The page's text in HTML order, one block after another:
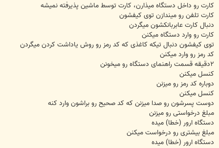
کارت رو داخل دستگاه ميذارن، کارت توسط ماشين پذيرفته نميشه
کارت تلفن رو ميندازن توی کيفشون
دنبال کارت عابربانکشون ميگردن
کارت رو وارد دستگاه ميکنن
توی کيفشون دنبال تيکه کاغذی که کد رمز رو روش ياداشت کردن ميگردن
کد رمز رو وارد ميکنن
۲دقيقه قسمت راهنمای دستگاه رو ميخونن
کنسل ميکنن
دوباره کد رمز رو ميزنن
کنسل ميکنن
دوست پسرشون رو صدا ميزنن که کد صحيح رو براشون وارد کنه
مبلغ درخواستی رو ميزنن
دستگاه ارور (خطا) ميده
مبلغ بيشتری رو درخواست ميکنن
دستگاه ارور (خطا) ميده